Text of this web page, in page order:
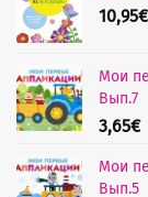
10,95€
Мои
Вып.7
3,65€
Мои
Вып.5